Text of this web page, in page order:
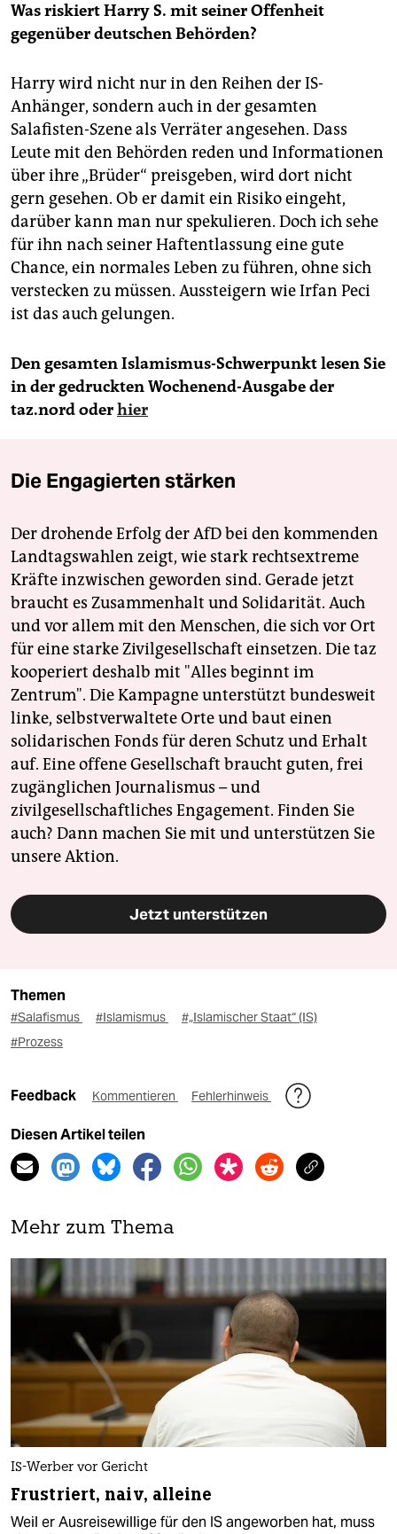
Was riskiert Harry S. mit seiner Offenheit
gegenüber deutschen Behörden?
Harry wird nicht nur in den Reihen der IS-
Anhänger, sondern auch in der gesamten
Salafisten-Szene als Verräter angesehen. Dass
Leute mit den Behörden reden und Informationen
über ihre „Brüder“ preisgeben, wird dort nicht
gern gesehen. Ob er damit ein Risiko eingeht,
darüber kann man nur spekulieren. Doch ich sehe
für ihn nach seiner Haftentlassung eine gute
Chance, ein normales Leben zu führen, ohne sich
verstecken zu müssen. Aussteigern wie Irfan Peci
ist das auch gelungen.
Den gesamten Islamismus-Schwerpunkt lesen Sie
in der gedruckten Wochenend-Ausgabe der
taz.nord oderhier
Die Engagierten stärken
Der drohende Erfolg der AfD bei den kommenden
Landtagswahlen zeigt, wie stark rechtsextreme
Kräfte inzwischen geworden sind. Gerade jetzt
braucht es Zusammenhalt und Solidarität. Auch
und vor allem mit den Menschen, die sich vor Ort
für eine starke Zivilgesellschaft einsetzen. Die taz
kooperiert deshalb mit "Alles beginnt im
Zentrum". Die Kampagne unterstützt bundesweit
linke, selbstverwaltete Orte und baut einen
solidarischen Fonds für deren Schutz und Erhalt
auf. Eine offene Gesellschaft braucht guten, frei
zugänglichen Journalismus – und
zivilgesellschaftliches Engagement. Finden Sie
auch? Dann machen Sie mit und unterstützen Sie
unsere Aktion.
Jetzt unterstützen
Themen
#Salafismus #Islamismus
#„Islamischer Staat“ (IS)
#Prozess
Feedback Kommentieren Fehlerhinweis
Diesen Artikel teilen
Mehr zum Thema
IS-Werber vor Gericht
Frustriert, naiv, alleine
Weil er Ausreisewillige für den IS angeworben hat, muss